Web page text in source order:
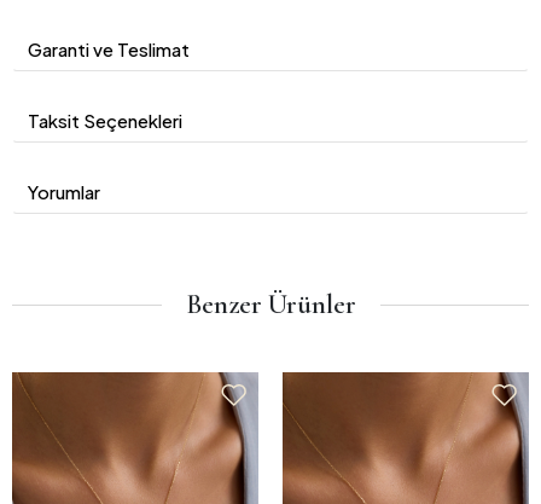
Garanti ve Teslimat
Taksit Seçenekleri
Yorumlar
Benzer Ürünler